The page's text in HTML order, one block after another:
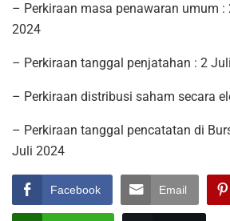
– Perkiraan masa penawaran umum
2024
– Perkiraan tanggal penjatahan : 2
– Perkiraan distribusi saham secara
– Perkiraan tanggal pencatatan di
Juli 2024
Facebook Email